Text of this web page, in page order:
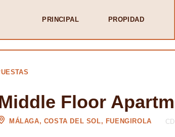
PRINCIPAL PROPIDAD
Floor
MÁLAGA, COSTA DEL SOL, FUENGIROLA